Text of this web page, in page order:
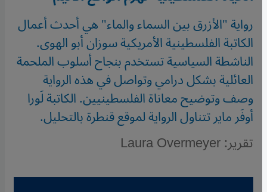
رواية "الأزرق بين السماء والماء" هي أحدث أعمال
الكاتبة الفلسطينية الأمريكية سوزان أبو الهوى.
الناشطة السياسية تستخدم بنجاح أسلوب الملحمة
العائلية بشكل درامي وتواصل في هذه الرواية
وصف وتوضيح معاناة الفلسطينيين. الكاتبة لَورا
أوفَر ماير تتناول الرواية لموقع قنطرة بالتحليل.
تقرير: Laura Overmeyer